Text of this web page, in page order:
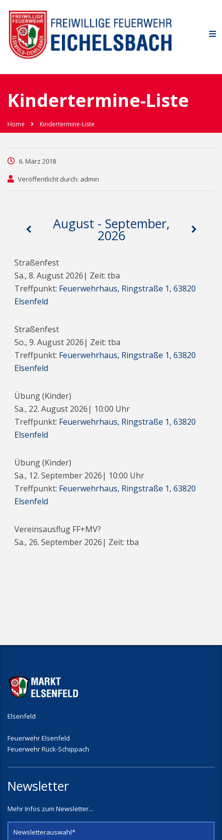
Kindertermine-Liste
Home Kindertermine-Liste
6. März 2018
Veröffentlicht durch: admin
August - September,
2026
Straßenfest
Sa., 8. August 2026| Zeit: tba
Treffpunkt: Feuerwehrhaus, Ringstraße 1, 63820
Elsenfeld
Straßenfest
So., 9. August 2026| Zeit: tba
Treffpunkt: Feuerwehrhaus, Ringstraße 1, 63820
Elsenfeld
Übung (Kinder)
Sa., 22. August 2026| 10:00 Uhr
Treffpunkt: Feuerwehrhaus, Ringstraße 1, 63820
Elsenfeld
Übung (Kinder)
Sa., 12. September 2026| 10:00 Uhr
Treffpunkt: Feuerwehrhaus, Ringstraße 1, 63820
Elsenfeld
Vereinsausflug FF+MV?
Sa., 26. September 2026| Zeit: tba
Elsenfeld
Feuerwehr Elsenfeld
Feuerwehr Rück-Schippach
Newsletter
Mehr Infos zum Newsletter...
Newsletterauswahl*